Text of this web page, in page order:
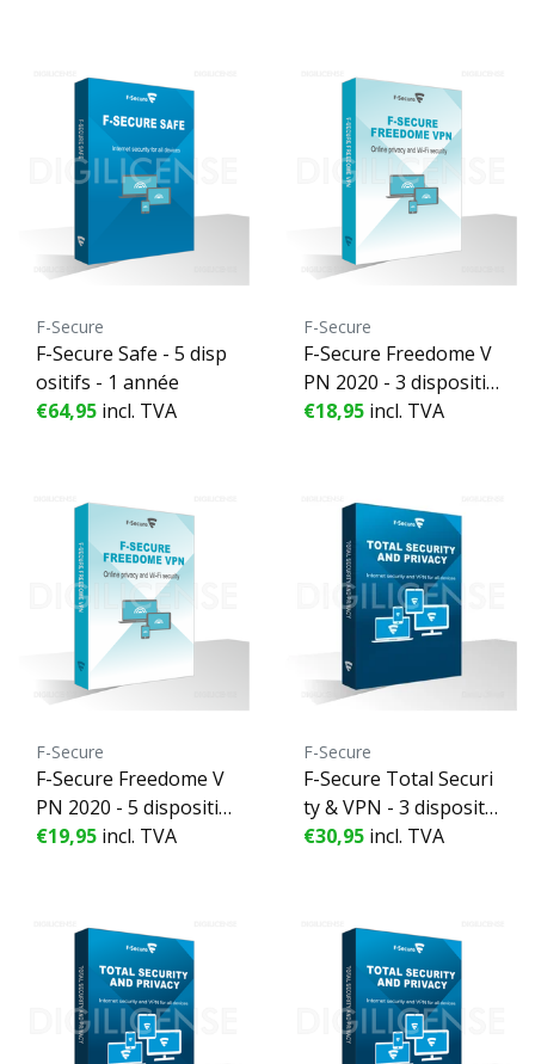
F-Secure
F-Secure Safe - 5 disp
ositifs - 1 année
€64,95 incl. TVA
F-Secure
F-Secure Freedome V
PN 2020 - 3 dispositif
s - 1 année
€18,95 incl. TVA
F-Secure
F-Secure Freedome V
PN 2020 - 5 dispositif
s - 1 année
€19,95 incl. TVA
F-Secure
F-Secure Total Securi
ty & VPN - 3 dispositif
s - 1 année
€30,95 incl. TVA